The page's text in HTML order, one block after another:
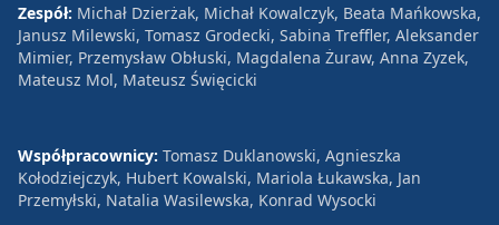
Zespół: Michał Dzierżak, Michał Kowalczyk, Beata Mańkowska,
Janusz Milewski, Tomasz Grodecki, Sabina Treffler, Aleksander
Mimier, Przemysław Obłuski, Magdalena Żuraw, Anna Zyzek,
Mateusz Mol, Mateusz Święcicki
Współpracownicy: Tomasz Duklanowski, Agnieszka
Kołodziejczyk, Hubert Kowalski, Mariola Łukawska, Jan
Przemyłski, Natalia Wasilewska, Konrad Wysocki